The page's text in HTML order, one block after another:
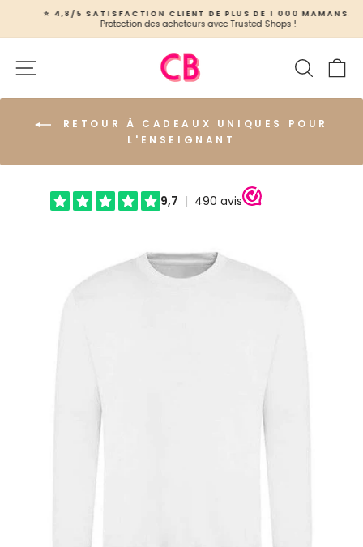
contenu
Pause
⭐ 4,8/5 SATISFACTION CLIENT DE PLUS DE 1 000 MAMANS.
Protection des acheteurs avec Trusted Shops !
RETOUR À CADEAUX UNIQUES POUR
L'ENSEIGNANT